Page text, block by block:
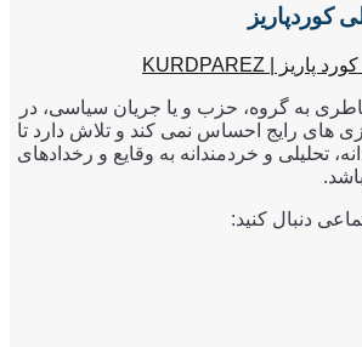
کوردپاریز
به گروه، حزب و یا جریان سیاسی، در
های رایج احساس نمی کند و تلاش دارد تا
تحلیلی و خردمندانه به وقایع و رخدادهای
دنبال کنید: